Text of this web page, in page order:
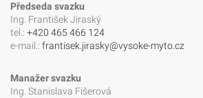
Předseda svazku
Ing. František Jiraský
tel.: +420 465 466 124
e-mail.: frantisek.jirasky@vysoke-myto.cz
Manažer svazku
Ing. Stanislava Fišerová